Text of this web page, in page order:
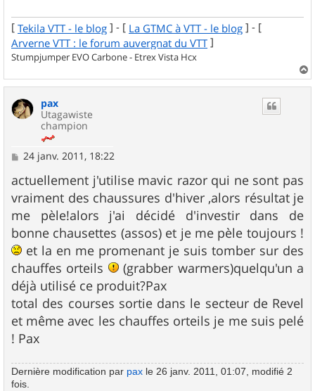
[ Tekila VTT - le blog ] - [ La GTMC à VTT - le blog ] - [
Arverne VTT : le forum auvergnat du VTT ]
Stumpjumper EVO Carbone - Etrex Vista Hcx
a
pax
Utagawiste
champion
M
s
s
a
g
e
24 janv. 2011, 18:22
actuellement j'utilise mavic razor qui ne sont pas
vraiment des chaussures d'hiver ,alors résultat je
me pèle!alors j'ai décidé d'investir dans de
bonne chausettes (assos) et je me pèle toujours !
et la en me promenant je suis tomber sur des
chauffes orteils
(grabber warmers)quelqu'un a
déjà utilisé ce produit?Pax
total des courses sortie dans le secteur de Revel
et même avec les chauffes orteils je me suis pelé
! Pax
Dernière modification par pax le 26 janv. 2011, 01:07, modifié 2
fois.